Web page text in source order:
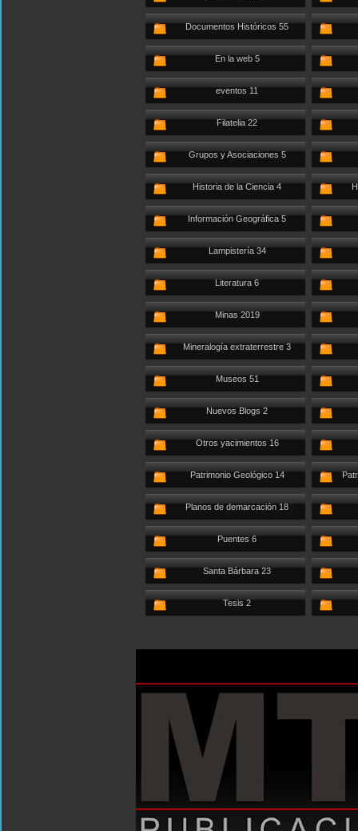
Documentos Históricos 55
En la web 5
eventos 11
Filatelia 22
Grupos y Asociaciones 5
Historia de la Ciencia 4
Información Geográfica 5
Lampistería 34
Literatura 6
Minas 2019
Mineralogía extraterrestre 3
Museos 51
Nuevos Blogs 2
Otros yacimientos 16
Patrimonio Geológico 14
Planos de demarcación 18
Puentes 6
Santa Bárbara 23
Tesis 2